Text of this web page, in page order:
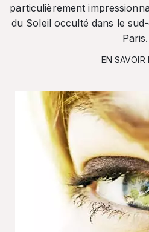
particulièrement
du Soleil occulté dans le
Paris.
EN SAVOIR